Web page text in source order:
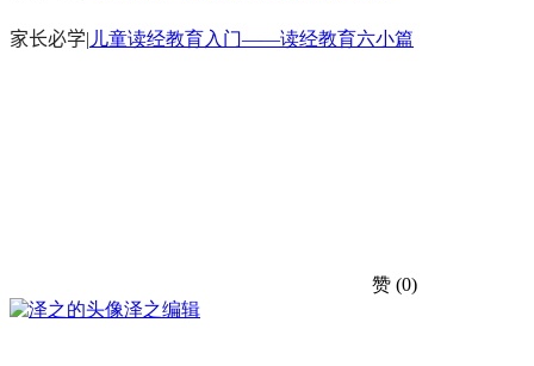
家长必学| 儿童读经教育入门——读经教育六小篇
赞 (0)
泽之编辑